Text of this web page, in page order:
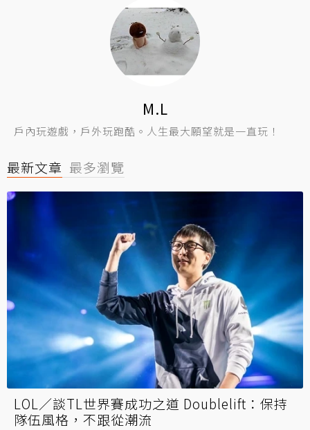
M.L
戶內玩遊戲，戶外玩跑酷。人生最大願望就是一直玩！
最新文章 最多瀏覽
LOL／談TL世界賽成功之道 Doublelift：保持
隊伍風格，不跟從潮流